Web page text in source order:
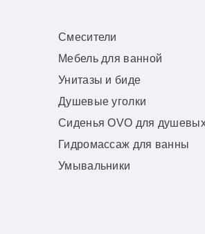
Смесители
Мебель для ванной
Унитазы и биде
Душевые уголки
Сиденья OVO для
Гидромассаж для ванны
Умывальники